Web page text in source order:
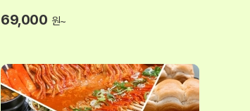
69,000 원~